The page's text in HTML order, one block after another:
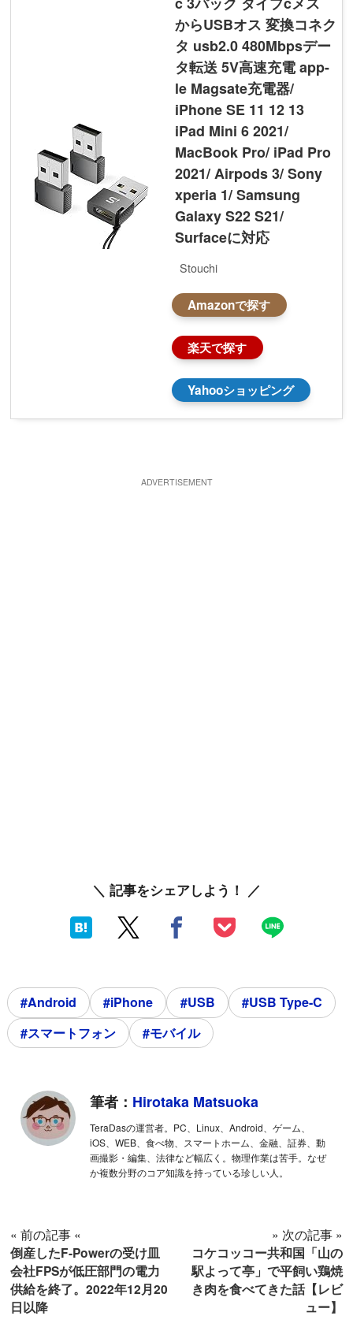
からUSBオス 変換コネク
タ usb2.0 480Mbpsデー
タ転送 5V高速充電 app-
le Magsate充電器/
iPhone SE 11 12 13
iPad Mini 6 2021/
MacBook Pro/ iPad Pro
2021/ Airpods 3/ Sony
xperia 1/ Samsung
Galaxy S22 S21/
Surfaceに対応
Stouchi
Amazonで探す
楽天で探す
Yahooショッピング
＼ 記事をシェアしよう！ ／
#Android #iPhone #USB
#USB Type-C
#スマートフォン
#モバイル
筆者： Hirotaka Matsuoka
TeraDasの運営者。PC、Linux、Android、ゲーム、
iOS、WEB、食べ物、スマートホーム、金融、証券、動
画撮影・編集、法律など幅広く。物理作業は苦手。なぜ
か複数分野のコア知識を持っている珍しい人。
« 前の記事 «
倒産したF-Powerの受け皿
会社FPSが低圧部門の電力
供給を終了。2022年12月20
日以降
» 次の記事 »
コケコッコー共和国「山の
駅よって亭」で平飼い鶏焼
き肉を食べてきた話【レビ
ュー】